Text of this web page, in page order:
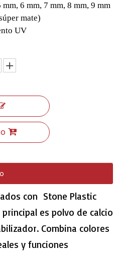
Stairnose de superposición de MDF
Piso de chapa de teca spc Reductor SPC
mm, 6 mm, 7 mm, 8 mm, 9 mm
mate)
UV
con Stone Plastic
es polvo de calcio
Combina colores
y funciones